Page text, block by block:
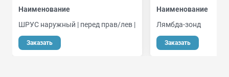
Наименование
ШРУС наружный | перед прав/лев |
Заказать
Наименование
Лямбда-зонд
Заказать